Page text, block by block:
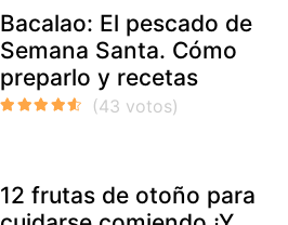
Bacalao: El pescado de
Semana Santa. Cómo
preparlo y recetas
12 frutas de otoño para